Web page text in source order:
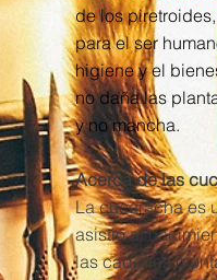
de los
para el ser
higiene y el
no daña las
y no mancha.
Acerca de las
La cucaracha es
asistió al
las cadenas